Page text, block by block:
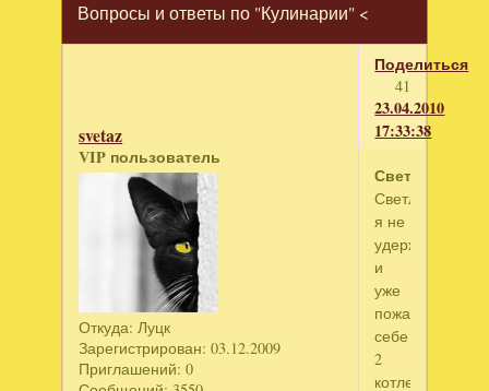
Вопросы и ответы по "Кулинарии" <
Поделиться
41
23.04.2010
17:33:38
svetaz
VIP пользователь
Откуда: Луцк
Зарегистрирован: 03.12.2009
Приглашений: 0
Светла
Светла,
я не
удержалась
и
уже
пожарила
себе
2
котлетки,